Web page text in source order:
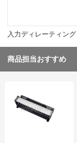
入力ディレーティング
商品担当おすすめ